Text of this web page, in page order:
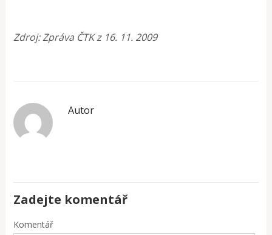
Zdroj: Zpráva ČTK z 16. 11. 2009
Autor
Zadejte komentář
Komentář